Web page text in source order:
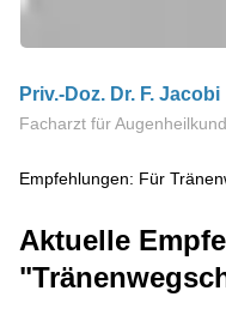
Priv.-Doz. Dr. F. Jacobi
Facharzt für
Empfehlungen: Für
Aktuelle